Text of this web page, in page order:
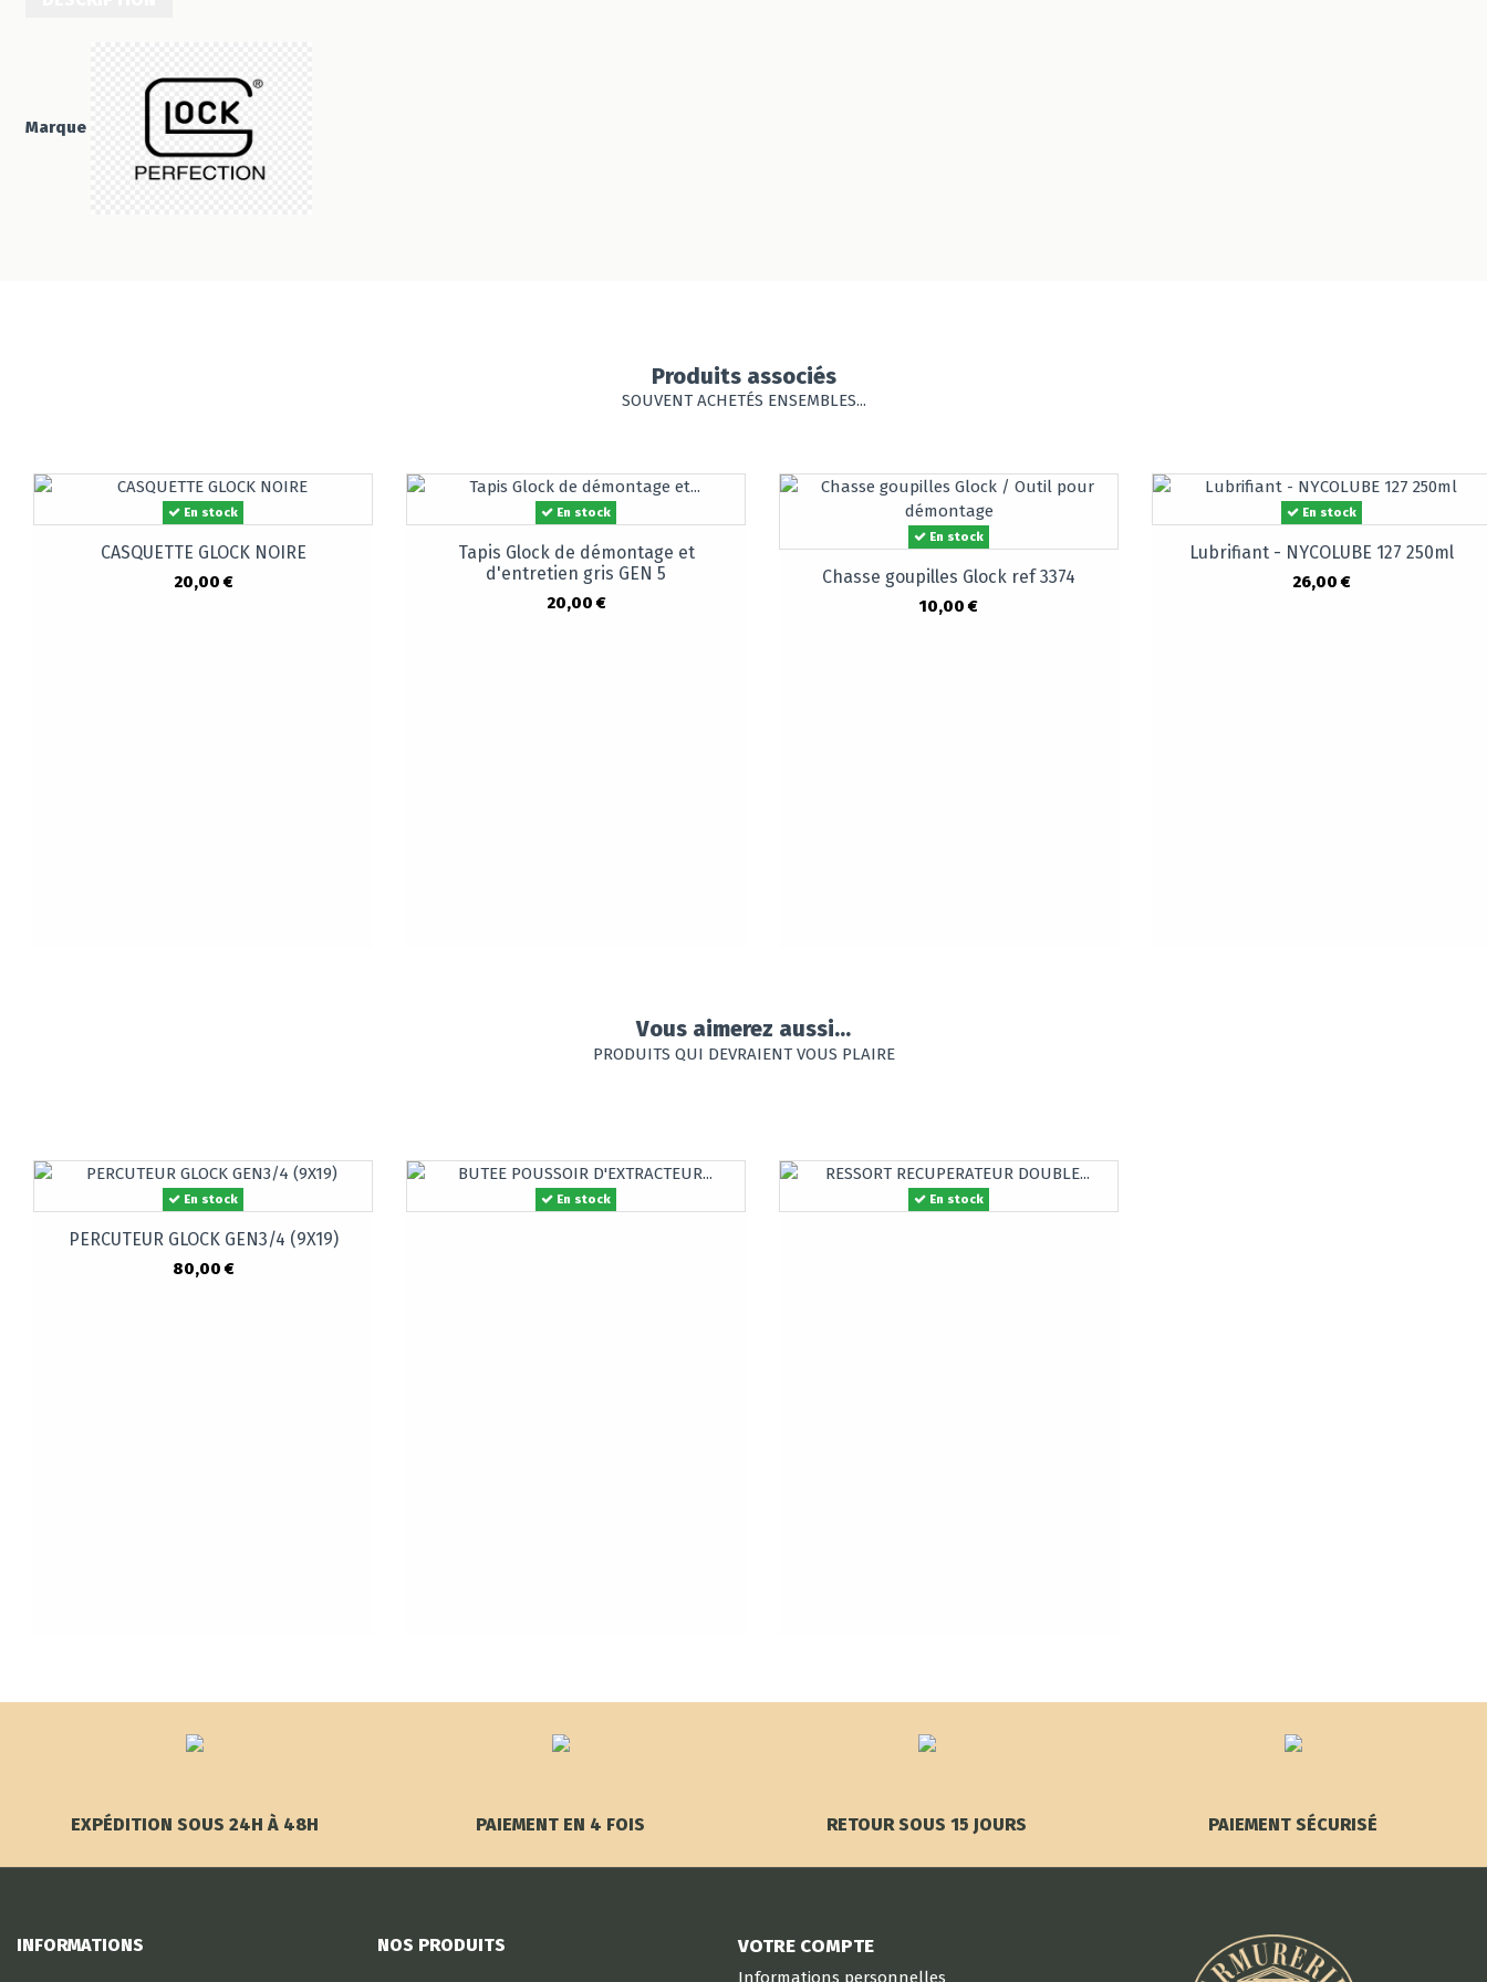
Marque
Produits associés
SOUVENT ACHETÉS ENSEMBLES...
En stock
CASQUETTE GLOCK NOIRE
20,00 €
En stock
Tapis Glock de démontage et
d'entretien gris GEN 5
20,00 €
En stock
Chasse goupilles Glock ref 3374
10,00 €
En stock
Lubrifiant - NYCOLUBE 127 250ml
26,00 €
Vous aimerez aussi...
PRODUITS QUI DEVRAIENT VOUS PLAIRE
En stock
PERCUTEUR GLOCK GEN3/4 (9X19)
80,00 €
En stock En stock
EXPÉDITION SOUS 24H À 48H PAIEMENT EN 4 FOIS RETOUR SOUS 15 JOURS PAIEMENT SÉCURISÉ
INFORMATIONS NOS PRODUITS VOTRE COMPTE
Informations personnelles